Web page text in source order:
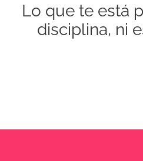
Lo que te está
disciplina, ni